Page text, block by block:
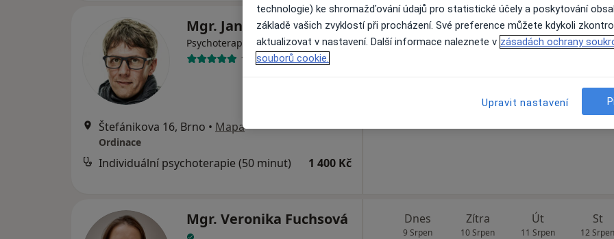
Mgr. Jan Kolář, Ph.D.
Psychoterapeut, Terapeut· Více
1 názor
Štefánikova 16, Brno • Mapa
Ordinace
Individuální psychoterapie (50 minut) 1 400 Kč
Dnes
9 Srpen
Zítra
10 Srpen
Út
11 Srpen
St
12
Online rezervace termínu není k
Rezervovat termín
Mgr. Veronika Fuchsová Dnes
9 Srpen
Zítra
10 Srpen
Út
11 Srpen
St
12 Srpen
technologie) ke shromažďování údajů pro statistické účely a poskytování
základě vašich zvyklostí při procházení. Své preference můžete kdykoli
aktualizovat v nastavení. Další informace naleznete v zásadách ochrany
souborů cookie.
Upravit nastavení